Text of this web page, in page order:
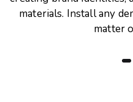
materials. Install any
matter